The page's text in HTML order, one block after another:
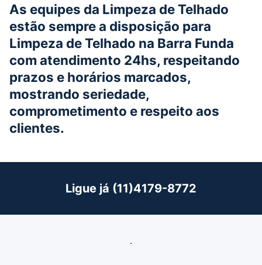
As equipes da Limpeza de Telhado
estão sempre a disposição para
Limpeza de Telhado na Barra Funda
com atendimento 24hs, respeitando
prazos e horários marcados,
mostrando seriedade,
comprometimento e respeito aos
clientes.
Ligue já (11)4179-8772
.